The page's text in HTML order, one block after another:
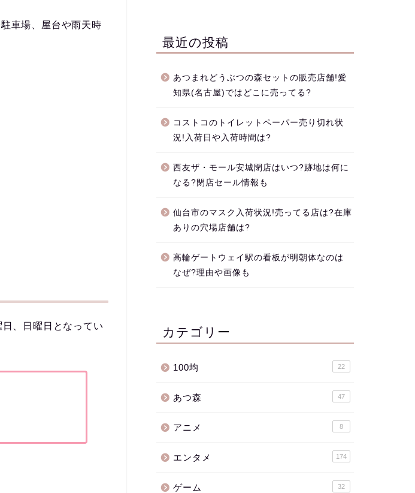
車場、屋台や雨天時
、日曜日となってい
最近の投稿
あつまれどうぶつの森セットの販売店舗!愛
知県(名古屋)ではどこに売ってる?
コストコのトイレットペーパー売り切れ状
況!入荷日や入荷時間は?
西友ザ・モール安城閉店はいつ?跡地は何に
なる?閉店セール情報も
仙台市のマスク入荷状況!売ってる店は?在庫
ありの穴場店舗は?
高輪ゲートウェイ駅の看板が明朝体なのは
なぜ?理由や画像も
カテゴリー
100均 22
あつ森 47
アニメ 8
エンタメ 174
ゲーム 32